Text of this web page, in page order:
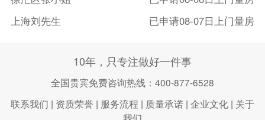
上海刘先生
已申请08-07日上门量房
已申请08-09日上门量房
浦东新区徐小姐
已申请08-08日上门量房
上海李先生
已申请08-08日上门量房
10年，只专注做好一件事
全国贵宾免费咨询热线：400-877-6528
联系我们 | 资质荣誉 | 服务流程 | 质量承诺 | 企业文化 | 关于